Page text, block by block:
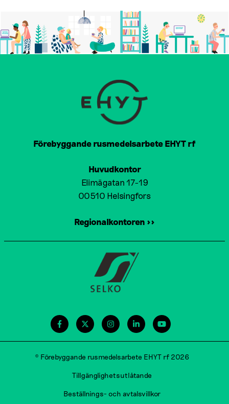
Förebyggande rusmedelsarbete EHYT rf
Huvudkontor
Elimägatan 17-19
00510 Helsingfors
Regionalkontoren >>
© Förebyggande rusmedelsarbete EHYT rf 2026
Tillgänglighetsutlåtande
Beställnings- och avtalsvillkor